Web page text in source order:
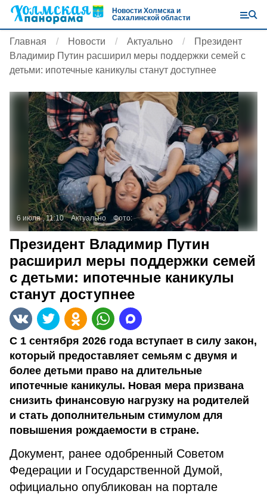
Новости Холмска и
Сахалинской области
Главная Новости Актуально
Президент
Владимир Путин расширил меры поддержки семей с
детьми: ипотечные каникулы станут доступнее
6 июля , 11:10 Актуально Фото:
Президент Владимир Путин
расширил меры поддержки семей
с детьми: ипотечные каникулы
станут доступнее
С 1 сентября 2026 года вступает в силу закон,
который предоставляет семьям с двумя и
более детьми право на длительные
ипотечные каникулы. Новая мера призвана
снизить финансовую нагрузку на родителей
и стать дополнительным стимулом для
повышения рождаемости в стране.
Документ, ранее одобренный Советом
Федерации и Государственной Думой,
официально опубликован на портале